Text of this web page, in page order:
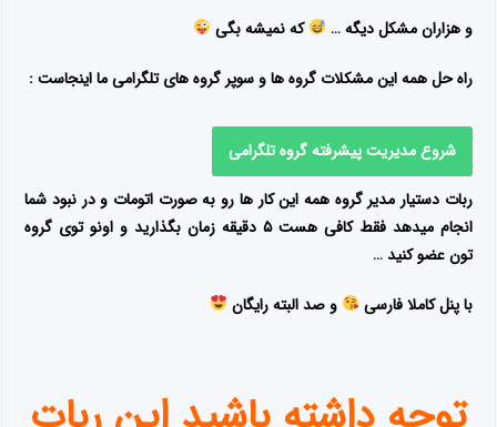
و هزاران مشکل دیگه … که نمیشه بگی
راه حل همه اینمشکلات گروه ها و سوپر گروه های تلگرامیما اینجاست :
شروع مدیریت پیشرفته گروه تلگرامی
ربات دستیار مدیر گروه همه این کار ها رو به صورت اتومات و در نبود شما
انجام میدهد فقط کافی هست ۵ دقیقه زمان بگذارید و اونو توی گروه
تون عضو کنید …
با پنل کاملا فارسی و صد البته رایگان